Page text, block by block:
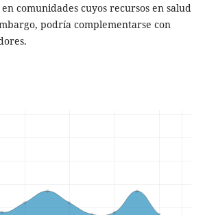
comunidades cuyos recursos en salud
podría complementarse con